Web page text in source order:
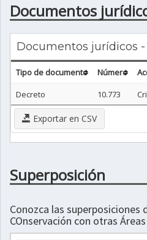
Documentos
Documentos jurídicos -
Tipo de documento Número
Decreto
10.773
Exportar en CSV
Superposición
Conozca las superposiciones
COnservación con otras